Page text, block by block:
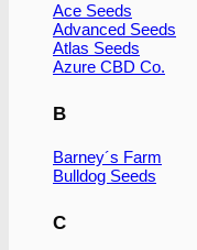
Ace Seeds
Advanced Seeds
Atlas Seeds
Azure CBD Co.
B
Barney´s Farm
Bulldog Seeds
C